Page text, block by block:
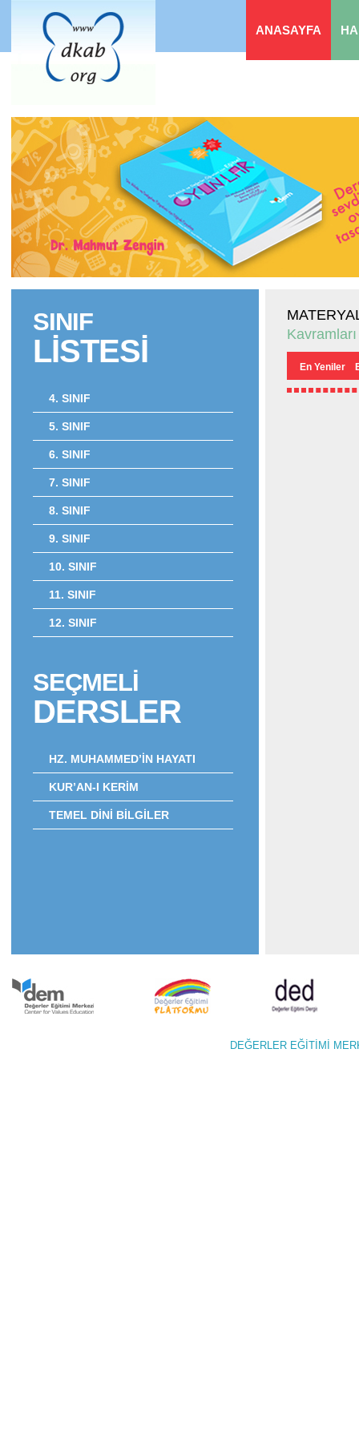
ANASAYFA
SINIF
LİSTESİ
4. SINIF
5. SINIF
6. SINIF
7. SINIF
8. SINIF
9. SINIF
10. SINIF
11. SINIF
12. SINIF
SEÇMELİ
DERSLER
HZ. MUHAMMED’İN HAYATI
KUR’AN-I KERİM
TEMEL DİNİ BİLGİLER
Kavramları
En Yeniler
DEĞERLER EĞİTİMİ